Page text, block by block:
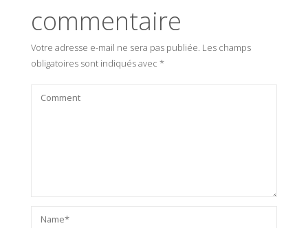
commentaire
Votre adresse e-mail ne sera pas publiée. Les champs
obligatoires sont indiqués avec *